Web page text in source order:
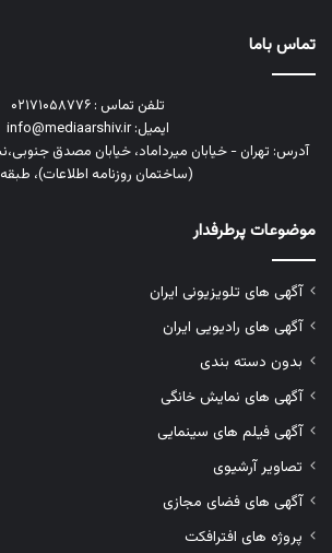
تماس باما
تلفن تماس : ۰۲۱۷۱۰۵۸۷۷۶
ایمیل: info@mediaarshiv.ir
(ساختمان روزنامه اطلاعات)، طبقه ۱۳
موضوعات پرطرفدار
آگهی های تلویزیونی ایران
آگهی های رادیویی ایران
بدون دسته بندی
آگهی های نمایش خانگی
آگهی فیلم های سینمایی
تصاویر آرشیوی
آگهی های فضای مجازی
پروژه های افترافکت